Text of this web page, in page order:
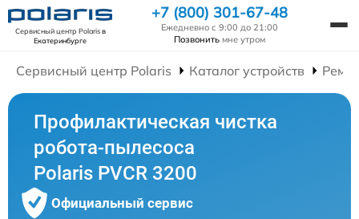
Сервисный центр Polarisв
Екатеринбурге
+7 (800) 301-67-48
Ежедневно с 9:00 до 21:00
Позвонить мне утром
Сервисный центр Polaris Каталог устройств
Профилактическая чистка
робота-пылесоса
Polaris PVCR 3200
Официальный сервис